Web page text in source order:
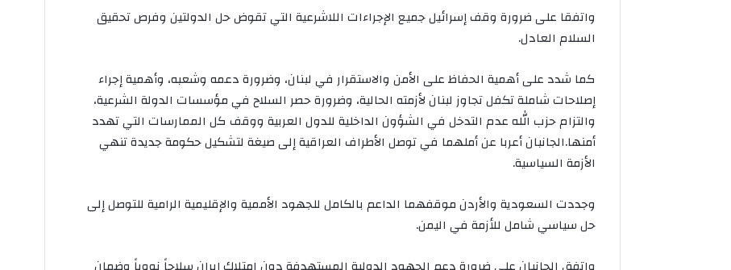
واتفقا على ضرورة وقف إسرائيل جميع الإجراءات اللاشرعية التي تقوض حل الدولتين وفرص تحقيق
السلام العادل.
كما شدد على أهمية الحفاظ على الأمن والاستقرار في لبنان، وضرورة دعمه وشعبه، وأهمية إجراء
إصلاحات شاملة تكفل تجاوز لبنان لأزمته الحالية، وضرورة حصر السلاح في مؤسسات الدولة الشرعية،
والتزام حزب الله عدم التدخل في الشؤون الداخلية للدول العربية ووقف كل الممارسات التي تهدد
أمنها.الجانبان أعربا عن أملهما في توصل الأطراف العراقية إلى صيغة لتشكيل حكومة جديدة تنهي
الأزمة السياسية.
وجددت السعودية والأردن موقفهما الداعم بالكامل للجهود الأممية والإقليمية الرامية للتوصل إلى
حل سياسي شامل للأزمة في اليمن.